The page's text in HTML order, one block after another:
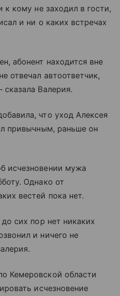
к кому не заходил в гости,
и ни о каких встречах
абонент находится вне
отвечал автоответчик,
Валерия.
что уход Алексея
привычным, раньше он
исчезновении мужа
Однако от
вестей пока нет.
сих пор нет никаких
и ничего не
Кемеровской области
исчезновение